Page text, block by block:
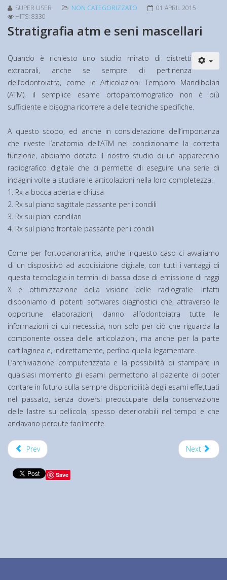
SUPER USER NON CATEGORIZZATO
01 APRIL 2015
HITS: 8330
Stratigrafia atm e seni mascellari
Quando è richiesto uno studio mirato di distretti
extraorali, anche se sempre di pertinenza
dell’odontoiatra, come le Articolazioni Temporo Mandibolari
(ATM), il semplice esame ortopantomografico non è più
sufficiente e bisogna ricorrere a delle tecniche specifiche.
A questo scopo, ed anche in considerazione dell’importanza
che riveste l’anatomia dell’ATM nel condizionarne la corretta
funzione, abbiamo dotato il nostro studio di un apparecchio
radiografico digitale che ci permette di eseguire una serie di
indagini volte a studiare le articolazioni nella loro completezza:
1. Rx a bocca aperta e chiusa
2. Rx sul piano sagittale passante per i condili
3. Rx sui piani condilari
4. Rx sul piano frontale passante per i condili
Come per l’ortopanoramica, anche inquesto caso ci avvaliamo
di un dispositivo ad acquisizione digitale, con tutti i vantaggi di
questa tecnologia in termini di bassa dose di emissione di raggi
X e ottimizzazione della visione delle radiografie. Infatti
disponiamo di potenti softwares diagnostici che, attraverso le
opportune elaborazioni, danno all’odontoiatra tutte le
informazioni di cui necessita, non solo per ciò che riguarda la
componente ossea delle articolazioni, ma anche per la parte
cartilaginea e, indirettamente, perfino quella legamentare.
L’archiviazione computerizzata e la possibilità di stampare in
qualsiasi momento gli esami permettono al paziente di poter
contare in futuro sulla sempre disponibilità degli esami effettuati
nel passato, senza doversi preoccupare della conservazione
delle lastre su pellicola, spesso deteriorabili nel tempo e che
andavano perdute facilmente.
Prev Next
Save